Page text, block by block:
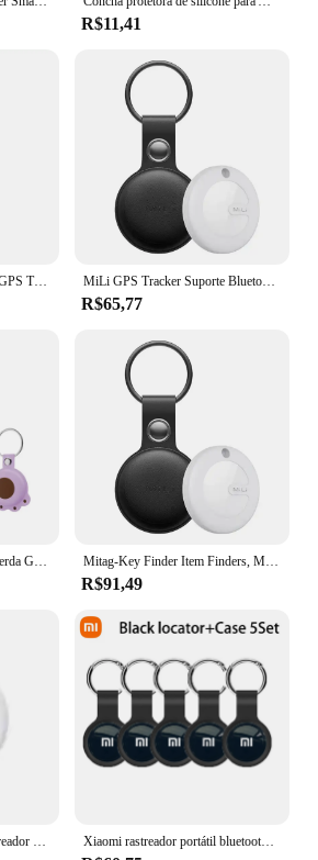
R$11,41
STONEO-Smart Bluetooth GPS Tracker, Dispositivo Anti-Perdido para Chaves, Animais de Estimação, Idosos, Crianças, Compatível com Apple Find, MiLi GPS Tracker Suporte Bluetooth, Localizador Inteligente, Dispositivo Anti-Perdido, Chaves Móveis, Pet, Idosos, Kids Finder, Trabalhar com Apple Find
R$65,77
Dispositivo de alarme anti-perda GPS para crianças e idosos, mini GPS Locato com estojo de couro bonito dos desenhos animados, vários tipos de animais de estimação, 120m Mitag-Key Finder Item Finders, MFi Certified, Bluetooth, GPS, Gato, Dog Locator, Rastreador, Dispositivo Anti-Loss, Funciona com a Apple Find, Meu
R$91,49
Xiaomi mini sistema de rastreador gps findmy app airtag inteligente bluetooth localizador criança saco localizador anti-perda coleira para animais de estimação com rastreador novo Xiaomi rastreador portátil bluetooth4.0 tag mini rastreador gps localizador inteligente chave anti-perdido dispositivo localizador crianças gato animais de estimação localizador